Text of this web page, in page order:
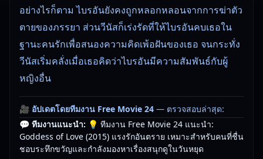
อย่างไรก็ตาม ไบรอันยังคงถูกหลอกหลอนจากการฆ่าตัว
ตายของภรรยา ส่วนวีนัสก็เร่งรัดที่ให้ไบรอันคบเธอใน
ฐานะคนรักเพื่อสนองความคิดเพ้อฝันของเธอ จนกระทั่ง
วีนัสเริ่มคลั่งเมื่อเธอคิดว่าไบรอันมีความสัมพันธ์กับผู้
หญิงอื่น
🎥 อัปเดตโดยทีมงาน Free Movie 24 — ตรวจสอบล่าสุด:
29/05/2026 |เกี่ยวกับเรา
💬 ทีมงานแนะนำ: 💡 ทีมงาน Free Movie 24 แนะนำ:
Goddess of Love (2015) แรงรักอันตราย เหมาะสำหรับคนที่ชื่น
ชอบระทึกขวัญและกำลังมองหาเรื่องสนุกดูในวันหยุด